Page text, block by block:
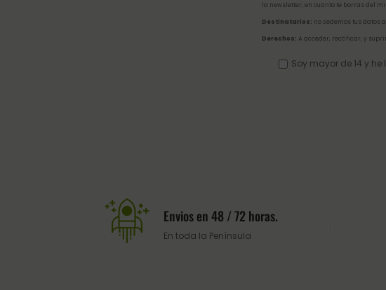
la newsletter, en cuanto te borras del
Destinatarios: no cedemos tus datos
Derechos: A acceder, rectificar, y
Soy mayor de 14 y
Envios en 48 / 72 horas.
En toda la Península